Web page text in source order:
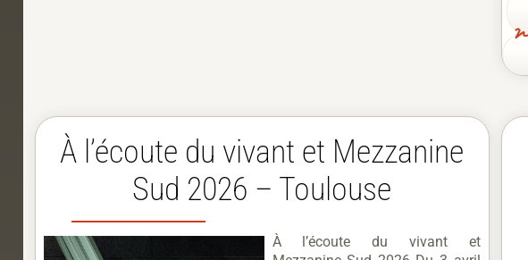
À l’écoute du vivant et Mezzanine
Sud 2026 – Toulouse
À l’écoute du vivant et